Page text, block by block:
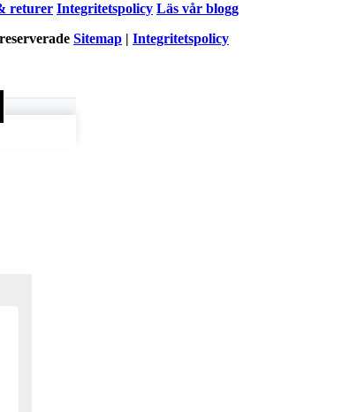
returer Integritetspolicy Läs vår blogg
Sitemap | Integritetspolicy